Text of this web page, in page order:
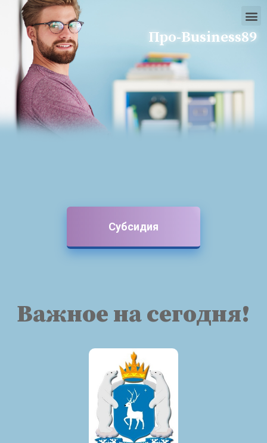
Про-Business89
Субсидия
Важное на сегодня!